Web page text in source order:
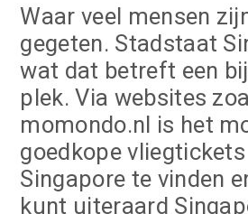
Waar veel mensen
gegeten. Stadstaat
wat dat betreft een
plek. Via websites
momondo.nl is het
goedkope
Singapore te vinden
kunt uiteraard